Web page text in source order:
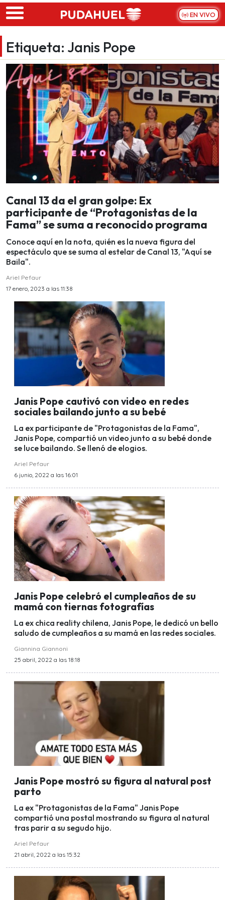
Skip to main content
EN VIVO
Etiqueta: Janis Pope
Canal 13 da el gran golpe: Ex
participante de “Protagonistas de la
Fama” se suma a reconocido programa
Conoce aquí en la nota, quién es la nueva figura del
espectáculo que se suma al estelar de Canal 13, "Aquí se
Baila".
Ariel Pefaur
17 enero, 2023 a las 11:38
Janis Pope cautivó con video en redes
sociales bailando junto a su bebé
La ex participante de "Protagonistas de la Fama",
Janis Pope, compartió un video junto a su bebé donde
se luce bailando. Se llenó de elogios.
Ariel Pefaur
6 junio, 2022 a las 16:01
Janis Pope celebró el cumpleaños de su
mamá con tiernas fotografías
La ex chica reality chilena, Janis Pope, le dedicó un bello
saludo de cumpleaños a su mamá en las redes sociales.
Giannina Giannoni
25 abril, 2022 a las 18:18
Janis Pope mostró su figura al natural post
parto
La ex "Protagonistas de la Fama" Janis Pope
compartió una postal mostrando su figura al natural
tras parir a su segudo hijo.
Ariel Pefaur
21 abril, 2022 a las 15:32